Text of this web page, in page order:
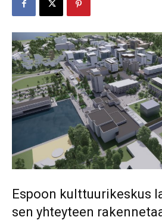
Espoon kulttuurikeskus
sen yhteyteen